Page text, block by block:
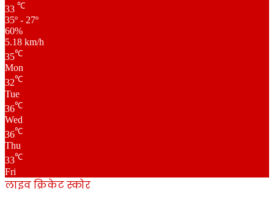
33 ℃
35º - 27º
60%
5.18 km/h
35℃
Mon
32℃
Tue
36℃
Wed
36℃
Thu
33℃
Fri
लाइव क्रिकेट स्कोर